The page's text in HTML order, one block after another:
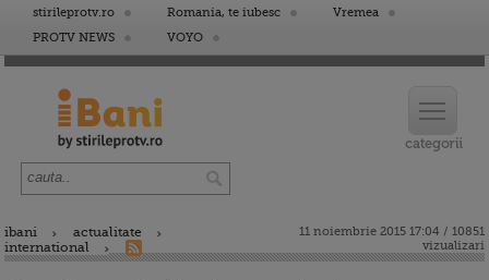
stirileprotv.ro Romania, te iubesc
Vremea
PROTV NEWS
VOYO
ibani
actualitate
international
11 noiembrie 2015 17:04 / 10851
vizualizari